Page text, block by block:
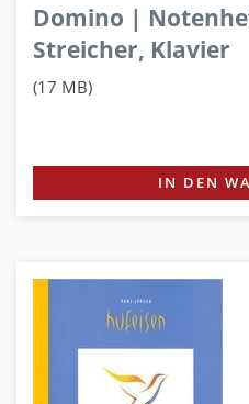
Domino |
Streicher, Klavier
(17 MB)
IN DEN